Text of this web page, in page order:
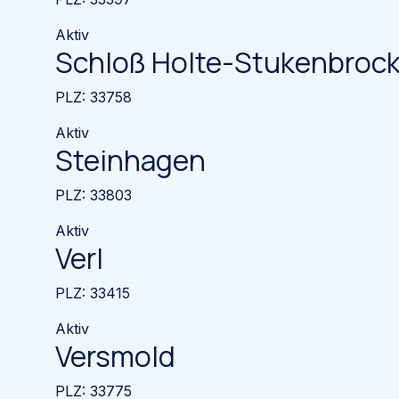
Aktiv
Schloß Holte-
PLZ: 33758
Aktiv
Steinhagen
PLZ: 33803
Aktiv
Verl
PLZ: 33415
Aktiv
Versmold
PLZ: 33775